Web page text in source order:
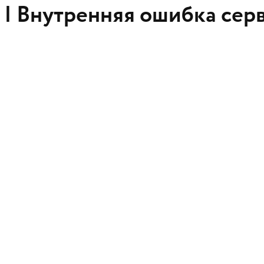
Внутренняя ошибка